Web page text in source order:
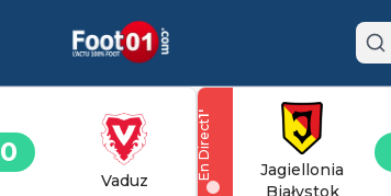
0
Vaduz
Jagiellonia
Białystok
1
'
En Direct